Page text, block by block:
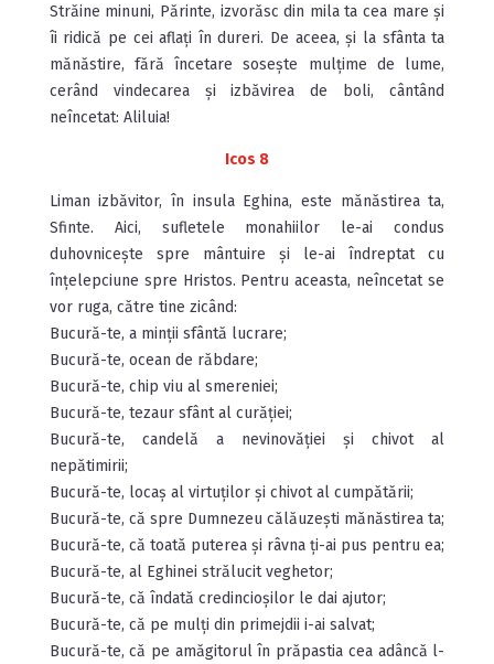
Străine minuni, Părinte, izvorăsc din mila ta cea mare și
îi ridică pe cei aflați în dureri. De aceea, și la sfânta ta
mănăstire, fără încetare sosește mulțime de lume,
cerând vindecarea și izbăvirea de boli, cântând
neîncetat: Aliluia!
Icos 8
Liman izbăvitor, în insula Eghina, este mănăstirea ta,
Sfinte. Aici, sufletele monahiilor le-ai condus
duhovnicește spre mântuire și le-ai îndreptat cu
înțelepciune spre Hristos. Pentru aceasta, neîncetat se
vor ruga, către tine zicând:
Bucură-te, a minții sfântă lucrare;
Bucură-te, ocean de răbdare;
Bucură-te, chip viu al smereniei;
Bucură-te, tezaur sfânt al curăției;
Bucură-te, candelă a nevinovăției și chivot al
nepătimirii;
Bucură-te, locaș al virtuților și chivot al cumpătării;
Bucură-te, că spre Dumnezeu călăuzești mănăstirea ta;
Bucură-te, că toată puterea și râvna ți-ai pus pentru ea;
Bucură-te, al Eghinei strălucit veghetor;
Bucură-te, că îndată credincioșilor le dai ajutor;
Bucură-te, că pe mulți din primejdii i-ai salvat;
Bucură-te, că pe amăgitorul în prăpastia cea adâncă l-